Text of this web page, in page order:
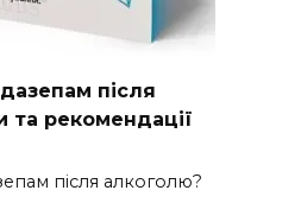
після
та рекомендації
після алкоголю?